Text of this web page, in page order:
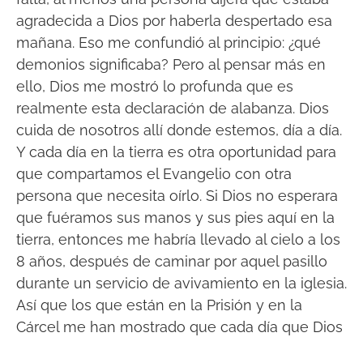
agradecida a Dios por haberla despertado esa
mañana. Eso me confundió al principio: ¿qué
demonios significaba? Pero al pensar más en
ello, Dios me mostró lo profunda que es
realmente esta declaración de alabanza. Dios
cuida de nosotros allí donde estemos, día a día.
Y cada día en la tierra es otra oportunidad para
que compartamos el Evangelio con otra
persona que necesita oírlo. Si Dios no esperara
que fuéramos sus manos y sus pies aquí en la
tierra, entonces me habría llevado al cielo a los
8 años, después de caminar por aquel pasillo
durante un servicio de avivamiento en la iglesia.
Así que los que están en la Prisión y en la
Cárcel me han mostrado que cada día que Dios